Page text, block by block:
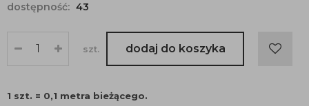
dostępność: 43
szt. dodaj do koszyka
1 szt. = 0,1 metra bieżącego.